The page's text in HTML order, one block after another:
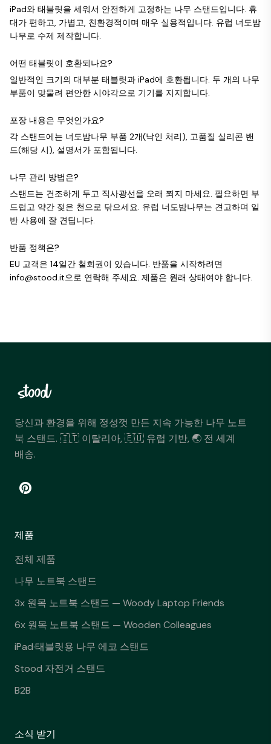
iPad와 태블릿을 세워서 안전하게 고정하는 나무 스탠드입니다. 휴
대가 편하고, 가볍고, 친환경적이며 매우 실용적입니다. 유럽 너도밤
나무로 수제 제작합니다.
어떤 태블릿이 호환되나요?
일반적인 크기의 대부분 태블릿과 iPad에 호환됩니다. 두 개의 나무
부품이 맞물려 편안한 시야각으로 기기를 지지합니다.
포장 내용은 무엇인가요?
각 스탠드에는 너도밤나무 부품 2개(낙인 처리), 고품질 실리콘 밴
드(해당 시), 설명서가 포함됩니다.
나무 관리 방법은?
스탠드는 건조하게 두고 직사광선을 오래 쬐지 마세요. 필요하면 부
드럽고 약간 젖은 천으로 닦으세요. 유럽 너도밤나무는 견고하며 일
반 사용에 잘 견딥니다.
반품 정책은?
EU 고객은 14일간 철회권이 있습니다. 반품을 시작하려면
info@stood.it으로 연락해 주세요. 제품은 원래 상태여야 합니다.
당신과 환경을 위해 정성껏 만든 지속 가능한 나무 노트
북 스탠드. 🇮🇹 이탈리아, 🇪🇺 유럽 기반, 🌏 전 세계
배송.
제품
전체 제품
나무 노트북 스탠드
3x 원목 노트북 스탠드 — Woody Laptop Friends
6x 원목 노트북 스탠드 — Wooden Colleagues
iPad·태블릿용 나무 에코 스탠드
Stood 자전거 스탠드
B2B
소식 받기